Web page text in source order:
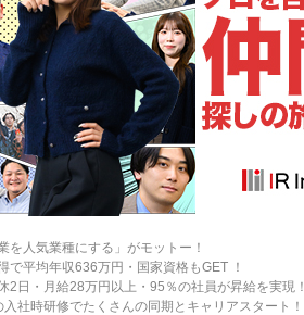
を人気業種にする」がモットー！
で平均年収636万円・国家資格もGET ！
2日・月給28万円以上・95％の社員が昇給を実現！
社時研修でたくさんの同期とキャリアスタート！